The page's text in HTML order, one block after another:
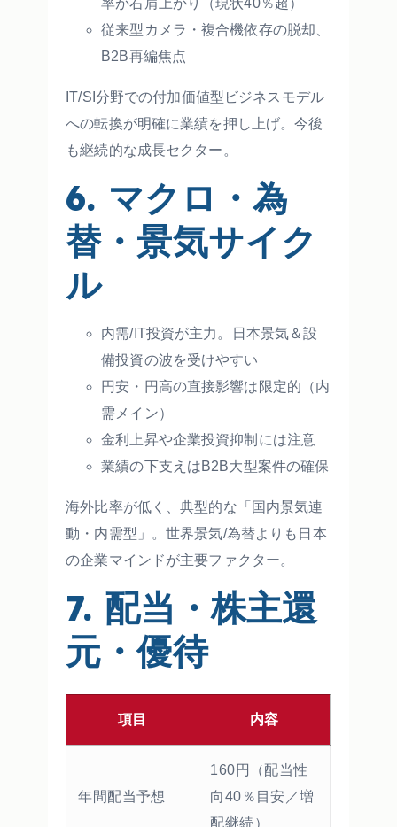
従来型カメラ・複合機依存の脱却、
B2B再編焦点
IT/SI分野での付加価値型ビジネスモデル
への転換が明確に業績を押し上げ。今後
も継続的な成長セクター。
6. マクロ・為
替・景気サイク
ル
内需/IT投資が主力。日本景気＆設
備投資の波を受けやすい
円安・円高の直接影響は限定的（内
需メイン）
金利上昇や企業投資抑制には注意
業績の下支えはB2B大型案件の確保
海外比率が低く、典型的な「国内景気連
動・内需型」。世界景気/為替よりも日本
の企業マインドが主要ファクター。
7. 配当・株主還
元・優待
項目 内容
年間配当予想
160円（配当性
向40％目安／増
配継続）